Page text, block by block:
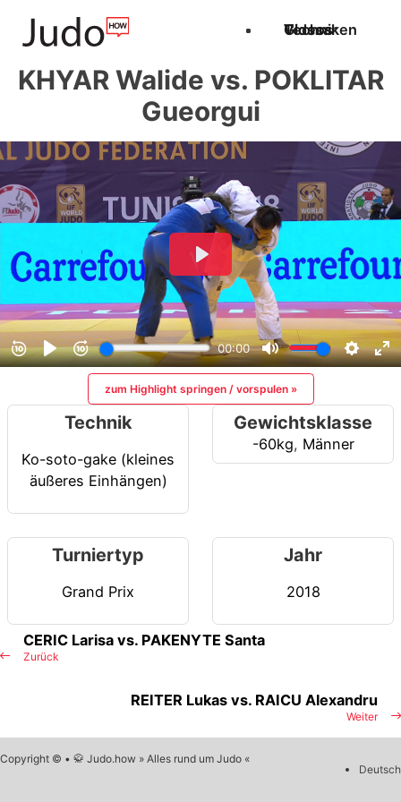
Techniken
Videos
Glossar
KHYAR Walide vs. POKLITAR
Gueorgui
zum Highlight springen / vorspulen »
Technik
Ko-soto-gake (kleines
äußeres Einhängen)
Gewichtsklasse
-60kg, Männer
Turniertyp
Grand Prix
Jahr
2018
Zurück
CERIC Larisa vs. PAKENYTE Santa
Weiter
REITER Lukas vs. RAICU Alexandru
Copyright © • 🥋 Judo.how » Alles rund um Judo «
Deutsch